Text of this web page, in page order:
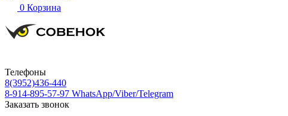
0 Корзина
Телефоны
8(3952)436-440
8-914-895-57-97 WhatsApp/Viber/Telegram
Заказать звонок